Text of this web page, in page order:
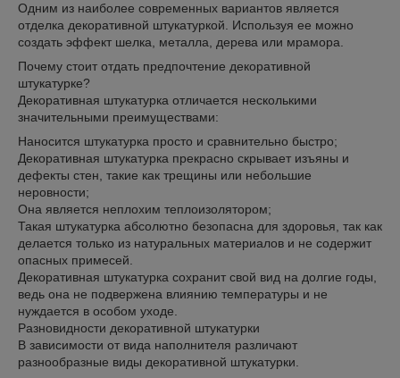
Одним из наиболее современных вариантов является
отделка декоративной штукатуркой. Используя ее можно
создать эффект шелка, металла, дерева или мрамора.
Почему стоит отдать предпочтение декоративной
штукатурке?
Декоративная штукатурка отличается несколькими
значительными преимуществами:
Наносится штукатурка просто и сравнительно быстро;
Декоративная штукатурка прекрасно скрывает изъяны и
дефекты стен, такие как трещины или небольшие
неровности;
Она является неплохим теплоизолятором;
Такая штукатурка абсолютно безопасна для здоровья, так как
делается только из натуральных материалов и не содержит
опасных примесей.
Декоративная штукатурка сохранит свой вид на долгие годы,
ведь она не подвержена влиянию температуры и не
нуждается в особом уходе.
Разновидности декоративной штукатурки
В зависимости от вида наполнителя различают
разнообразные виды декоративной штукатурки.